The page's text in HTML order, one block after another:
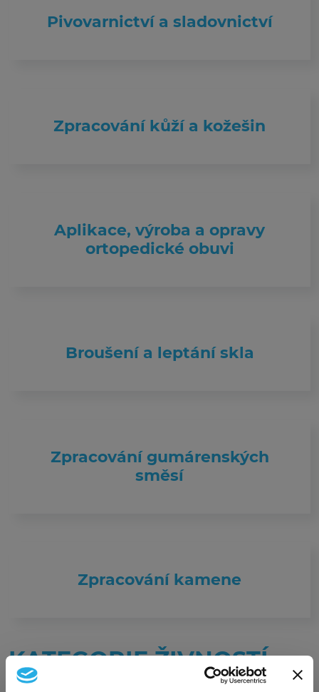
Pivovarnictví a sladovnictví
Zpracování kůží a kožešin
Aplikace, výroba a opravy
ortopedické obuvi
Broušení a leptání skla
Zpracování gumárenských
směsí
Zpracování kamene
KATEGORIE ŽIVNOSTÍ